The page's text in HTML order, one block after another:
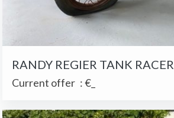
RANDY REGIER TANK RACER
Current offer :€_